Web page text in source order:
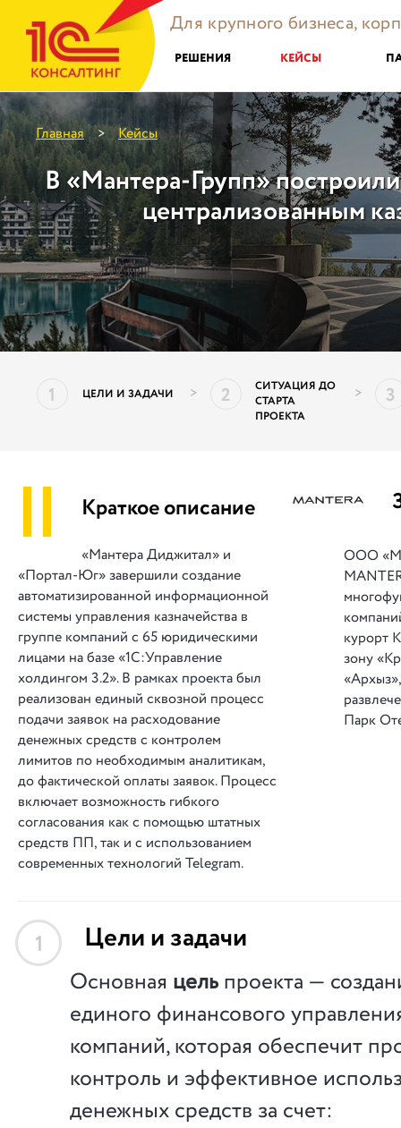
Для крупного бизнеса,
РЕШЕНИЯ КЕЙСЫ
Главная > Кейсы
В «Мантера-Групп»
централизованным
1 ЦЕЛИ И ЗАДАЧИ > 2
СИТУАЦИЯ ДО
СТАРТА
ПРОЕКТА
> 3
|| Краткое описание
«Мантера Диджитал» и
«Портал-Юг» завершили создание
автоматизированной информационной
системы управления казначейства в
группе компаний с 65 юридическими
лицами на базе «1С:Управление
холдингом 3.2». В рамках проекта был
реализован единый сквозной процесс
подачи заявок на расходование
денежных средств с контролем
лимитов по необходимым аналитикам,
до фактической оплаты заявок. Процесс
включает возможность гибкого
согласования как с помощью штатных
средств ПП, так и с использованием
современных технологий Telegram.
ООО
курорт
зону
Парк
1 Цели и задачи
Основная цельпроекта —
единого финансового
компаний, которая обеспечит
контроль и эффективное
денежных средств за счет: